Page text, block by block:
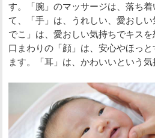
す。「腕」のマッサージは、落ち
て、「手」は、うれしい、愛おし
でこ」は、愛おしい気持ちでキス
口まわりの「顔」は、安心やほっ
ます。「耳」は、かわいいという気